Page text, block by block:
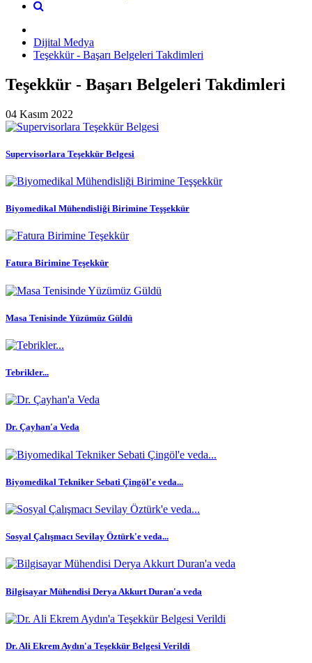
Dijital Medya
Teşekkür - Başarı Belgeleri Takdimleri
Teşekkür - Başarı Belgeleri Takdimleri
04 Kasım 2022
Supervisorlara Teşekkür Belgesi
Biyomedikal Mühendisliği Birimine Teşşekkür
Fatura Birimine Teşekkür
Masa Tenisinde Yüzümüz Güldü
Tebrikler...
Dr. Çayhan'a Veda
Biyomedikal Tekniker Sebati Çingöl'e veda...
Sosyal Çalışmacı Sevilay Öztürk'e veda...
Bilgisayar Mühendisi Derya Akkurt Duran'a veda
Dr. Ali Ekrem Aydın'a Teşekkür Belgesi Verildi